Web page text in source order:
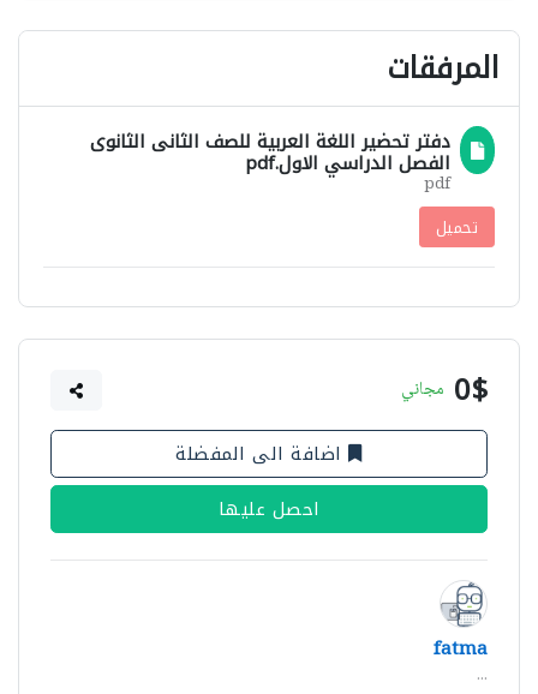
المرفقات
دفتر تحضير اللغة العربية للصف الثانى الثانوى
الفصل الدراسي الاول.pdf
pdf
تحميل
0$ مجاني
اضافة الى المفضلة
احصل عليها
fatma
...